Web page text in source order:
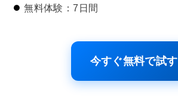
無料体験：7日間
今すぐ無料で試す